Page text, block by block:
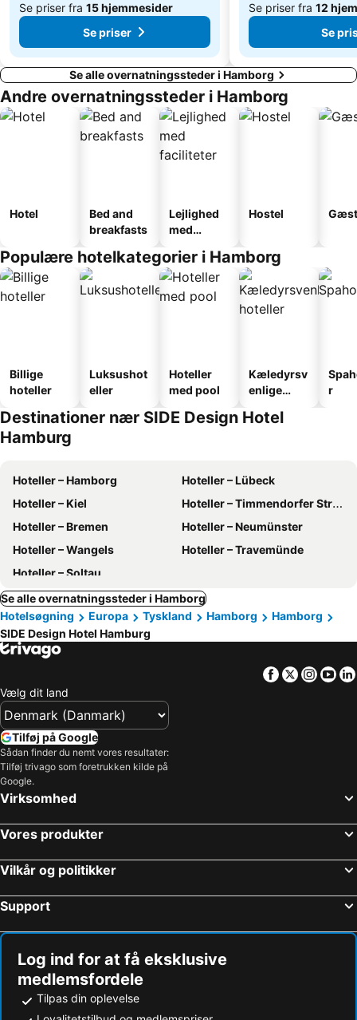
Se priser fra 15 hjemmesider
Se priser
Se priser fra 12
Se
Se alle overnatningssteder i Hamborg
Andre overnatningssteder i Hamborg
Hotel
Bed and
breakfasts
Lejlighed
med
Hostel
Populære hotelkategorier i Hamborg
Billige
hoteller
Luksushot
eller
Hoteller
med pool
Kæledyrsv
enlige
r
Destinationer nær SIDE Design Hotel
Hamburg
Hoteller – Hamborg
Hoteller – Lübeck
Hoteller – Kiel
Hoteller – Timmendorfer Strand
Hoteller – Bremen
Hoteller – Neumünster
Hoteller – Wangels
Hoteller – Travemünde
Hoteller – Soltau
Se alle overnatningssteder i Hamborg
Hotelsøgning
Europa Tyskland Hamborg
Hamborg
SIDE Design Hotel Hamburg
Facebook
Twitter
Vælg dit land
Tilføj på Google
Sådan finder du nemt vores resultater:
Tilføj trivago som foretrukken kilde på
Google.
Virksomhed
Vores produkter
Vilkår og politikker
Support
Log ind for at få eksklusive
medlemsfordele
Tilpas din oplevelse